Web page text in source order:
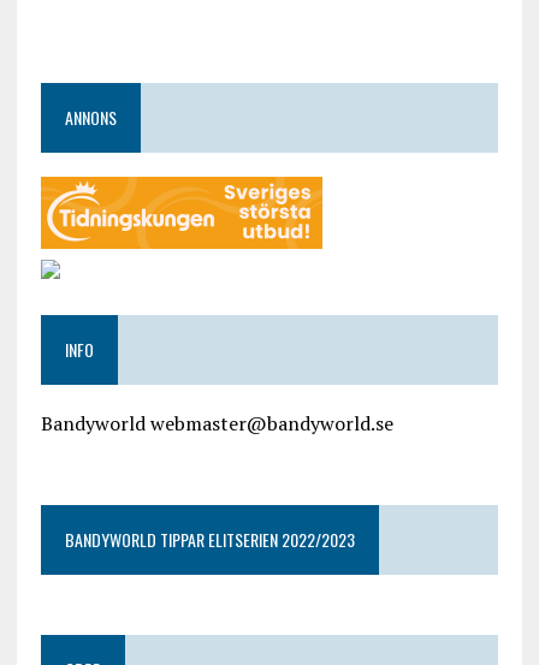
ANNONS
INFO
Bandyworld webmaster@bandyworld.se
BANDYWORLD TIPPAR ELITSERIEN 2022/2023